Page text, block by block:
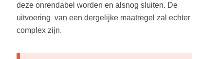
deze onrendabel worden en alsnog sluiten. De
uitvoering van een dergelijke maatregel zal echter
complex zijn.